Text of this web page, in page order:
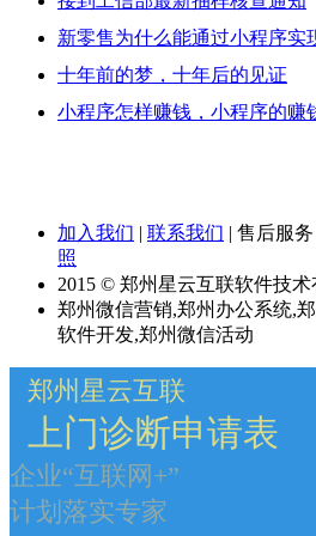
新零售为什么能通过小程序实
十年前的梦，十年后的见证
小程序怎样赚钱，小程序的赚
加入我们 | 联系我们 | 售后服务
照
2015 © 郑州星云互联软件技术
郑州微信营销,郑州办公系统,
软件开发,郑州微信活动
郑州星云互联
上门诊断申请表
企业“互联网+”
计划落实专家